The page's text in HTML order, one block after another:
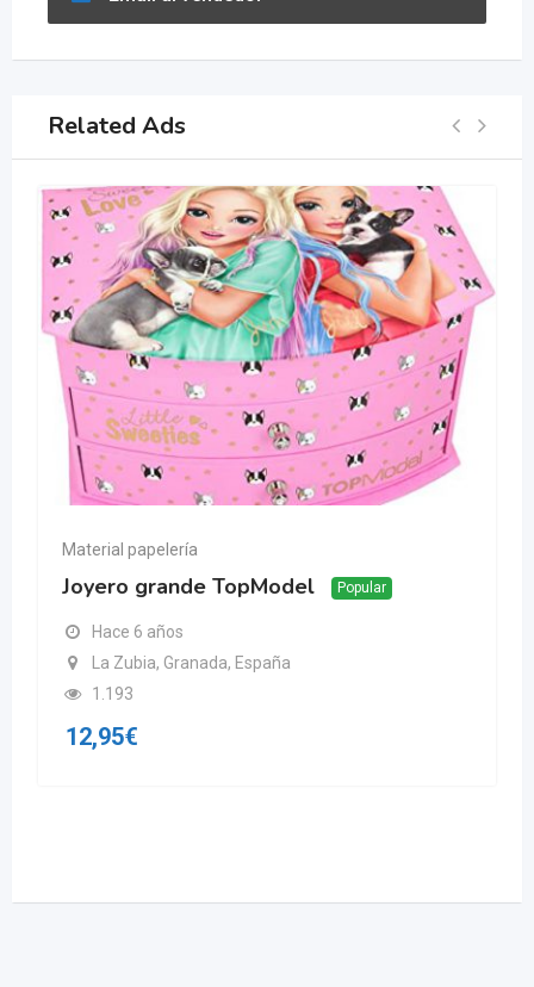
Related Ads
Material papelería
Joyero grande TopModel Popular
Hace 6 años
La Zubia, Granada, España
1.193
12,95€